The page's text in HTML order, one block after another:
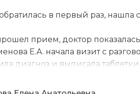
в первый раз,
прием, доктор
Е.А. начала визит с
диагноз и выписала
дозировки и время приема
лечение уже